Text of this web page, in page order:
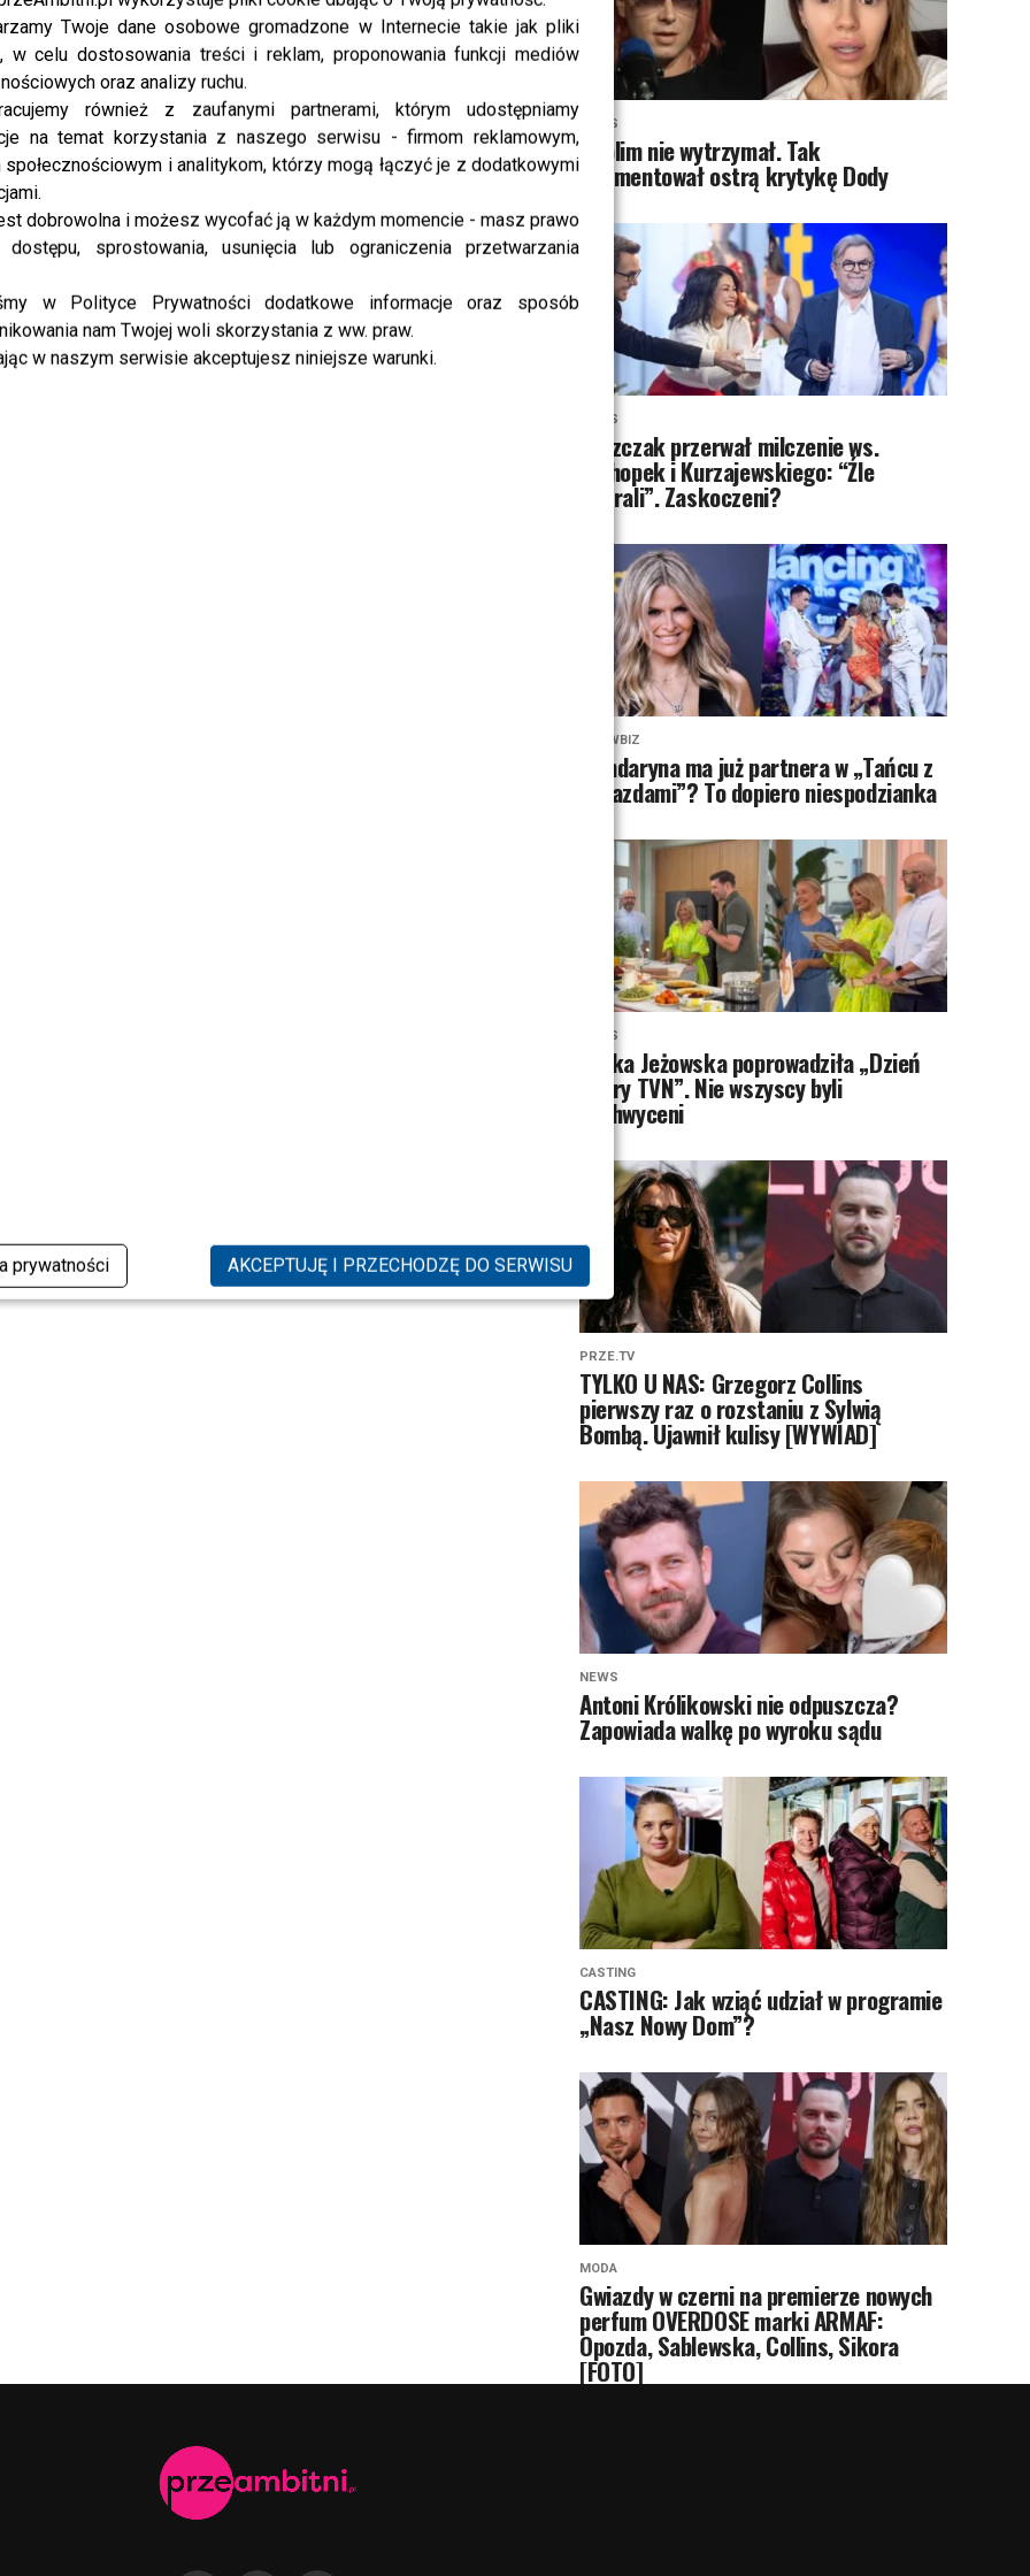
Twoje dane osobowe gromadzone w Internecie takie jak pliki
w celu dostosowania treści i reklam, proponowania funkcji mediów
oraz analizy ruchu.
również z zaufanymi partnerami, którym udostępniamy
na temat korzystania z naszego serwisu - firmom reklamowym,
społecznościowym i analitykom, którzy mogą łączyć je z dodatkowymi
dobrowolna i możesz wycofać ją w każdym momencie - masz prawo
dostępu, sprostowania, usunięcia lub ograniczenia przetwarzania
w Polityce Prywatności dodatkowe informacje oraz sposób
nam Twojej woli skorzystania z ww. praw.
w naszym serwisie akceptujesz niniejsze warunki.
prywatności AKCEPTUJĘ I PRZECHODZĘ DO SERWISU
NEWS
Skolim nie wytrzymał. Tak
skomentował ostrą krytykę Dody
NEWS
Miszczak przerwał milczenie ws.
Cichopek i Kurzajewskiego: “Źle
wybrali”. Zaskoczeni?
SHOWBIZ
Mandaryna ma już partnera w „Tańcu z
Gwiazdami”? To dopiero niespodzianka
NEWS
Majka Jeżowska poprowadziła „Dzień
dobry TVN”. Nie wszyscy byli
zachwyceni
PRZE.TV
TYLKO U NAS: Grzegorz Collins
pierwszy raz o rozstaniu z Sylwią
Bombą. Ujawnił kulisy [WYWIAD]
NEWS
Antoni Królikowski nie odpuszcza?
Zapowiada walkę po wyroku sądu
CASTING
CASTING: Jak wziąć udział w programie
„Nasz Nowy Dom”?
MODA
Gwiazdy w czerni na premierze nowych
perfum OVERDOSE marki ARMAF:
Opozda, Sablewska, Collins, Sikora
[FOTO]